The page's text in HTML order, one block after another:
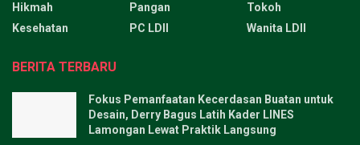
Hikmah
Kesehatan
Pangan
PC LDII
Tokoh
Wanita LDII
BERITA TERBARU
Fokus Pemanfaatan Kecerdasan Buatan untuk
Desain, Derry Bagus Latih Kader LINES
Lamongan Lewat Praktik Langsung